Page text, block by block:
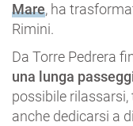
Mare, ha
Rimini.
Da Torre Pedrera
una lunga
possibile rilassarsi,
anche dedicarsi a